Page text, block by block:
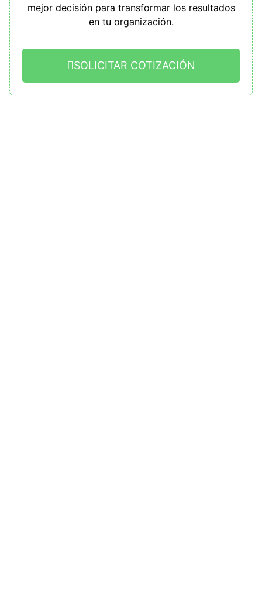
mejor decisión para transformar los resultados
en tu organización.
SOLICITAR COTIZACIÓN